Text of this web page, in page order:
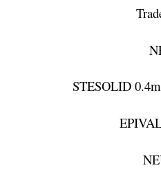
STESOLID